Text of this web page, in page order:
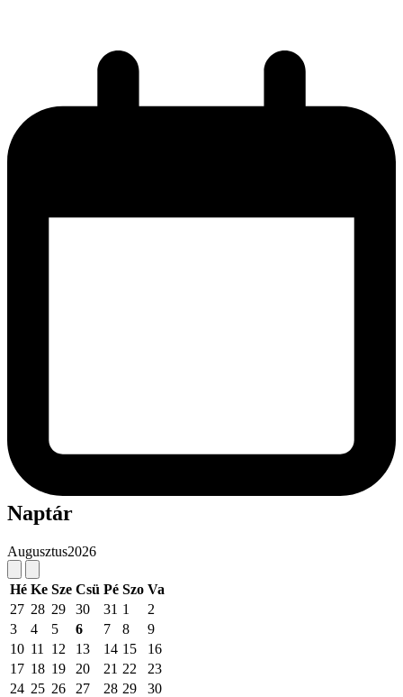
Naptár
Augusztus2026
Hé Ke Sze Csü Pé Szo Va
27 28 29 30 31 1
2
3
4 5 6 7 8
9
10 11 12 13 14 15
16
17 18 19 20 21 22
23
24 25 26 27 28 29
30